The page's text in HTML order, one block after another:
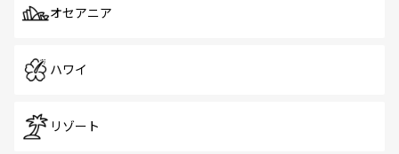
オセアニア
ハワイ
リゾート